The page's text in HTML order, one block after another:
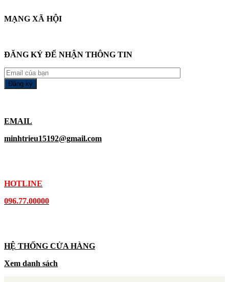
MẠNG XÃ HỘI
ĐĂNG KÝ ĐỂ NHẬN THÔNG TIN
EMAIL
minhtrieu15192@gmail.com
HOTLINE
096.77.00000
HỆ THỐNG CỬA HÀNG
Xem danh sách